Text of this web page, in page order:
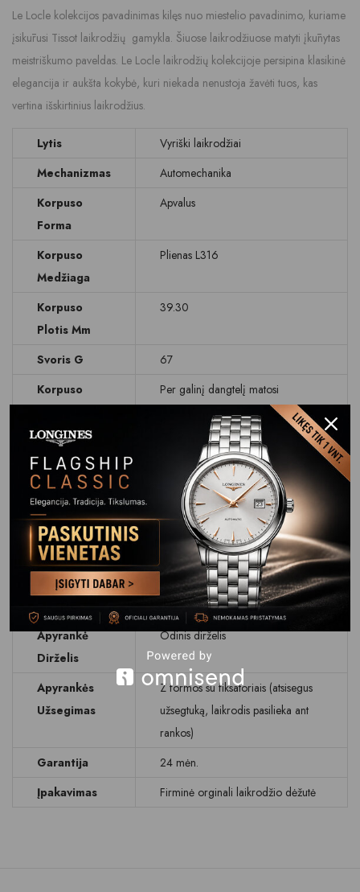
Le Locle kolekcijos pavadinimas kilęs nuo miestelio pavadinimo, kuriame
įsikūrusi Tissot laikrodžių gamykla. Šiuose laikrodžiuose matyti įkūnytas
meistriškumo paveldas. Le Locle laikrodžių kolekcijoje persipina klasikinė
elegancija ir aukšta kokybė, kuri niekada nenustoja žavėti tuos, kas
vertina išskirtinius laikrodžius.
Lytis
Vyriški laikrodžiai
Mechanizmas
Automechanika
Korpuso
Forma
Apvalus
Korpuso
Medžiaga
Plienas L316
Korpuso
Plotis Mm
39.30
Svoris G
67
Korpuso
Per galinį dangtelį matosi
laikrodžio mechanizmas
Ciferblatas
Rodyklinis, sekundinė
Ciferblato
Spalva
Data
Dienos rodymas
Stikliukas
Safyrinis
Atsparumas
Vandeniui
WR 30M (3 BAR)
Apyrankė
Dirželis
Odinis dirželis
Apyrankės
Užsegimas
Z formos su fiksatoriais (atsisegus
užsegtuką, laikrodis pasilieka ant
rankos)
Garantija
24 mėn.
Įpakavimas
Firminė orginali laikrodžio dėžutė